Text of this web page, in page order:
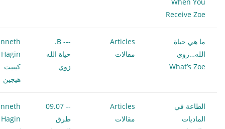
Receive Zoe
ما هي حياة
الله…زوي
What’s Zoe
Articles
مقالات
--- B.
حياة الله
زوي
كينيث
هيجين
الطاعة في
الماديات
Articles
مقالات
-- 09.07
طرق